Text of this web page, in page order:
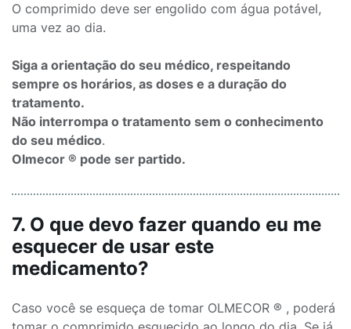
O comprimido deve ser engolido com água potável,
uma vez ao dia.
Siga a orientação do seu médico, respeitando
sempre os horários, as doses e a duração do
tratamento.
Não interrompa o tratamento sem o conhecimento
do seu médico.
Olmecor ® pode ser partido.
7. O que devo fazer quando eu me
esquecer de usar este
medicamento?
Caso você se esqueça de tomar OLMECOR ® , poderá